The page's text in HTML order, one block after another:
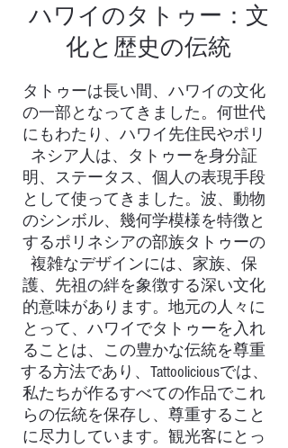
ハワイのタトゥー：文
化と歴史の伝統
タトゥーは長い間、ハワイの文化
の一部となってきました。何世代
にもわたり、ハワイ先住民やポリ
ネシア人は、タトゥーを身分証
明、ステータス、個人の表現手段
として使ってきました。波、動物
のシンボル、幾何学模様を特徴と
するポリネシアの部族タトゥーの
複雑なデザインには、家族、保
護、先祖の絆を象徴する深い文化
的意味があります。地元の人々に
とって、ハワイでタトゥーを入れ
ることは、この豊かな伝統を尊重
する方法であり、Tattooliciousでは、
私たちが作るすべての作品でこれ
らの伝統を保存し、尊重すること
に尽力しています。観光客にとっ